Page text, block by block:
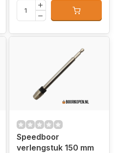
Speedboor
verlengstuk 150 mm